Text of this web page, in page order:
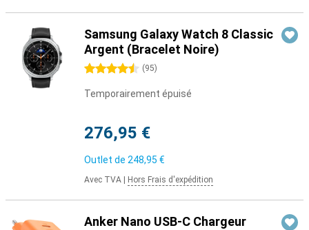
Samsung Galaxy Watch 8 Classic
Argent (Bracelet Noire)
4.5 étoiles (95)
Temporairement épuisé
276,95 €
Outlet de 248,95 €
Avec TVA Hors Frais d'expédition
Anker Nano USB-C Chargeur